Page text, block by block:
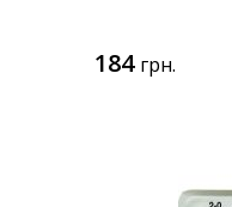
184 грн.